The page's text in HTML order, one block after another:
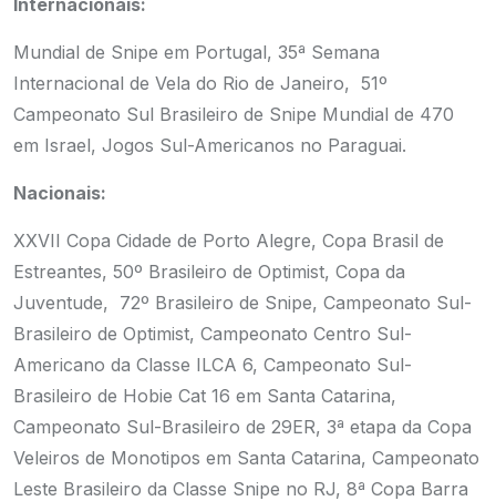
Internacionais:
Mundial de Snipe em Portugal, 35ª Semana
Internacional de Vela do Rio de Janeiro, 51º
Campeonato Sul Brasileiro de Snipe Mundial de 470
em Israel, Jogos Sul-Americanos no Paraguai.
Nacionais:
XXVII Copa Cidade de Porto Alegre, Copa Brasil de
Estreantes, 50º Brasileiro de Optimist, Copa da
Juventude, 72º Brasileiro de Snipe, Campeonato Sul-
Brasileiro de Optimist, Campeonato Centro Sul-
Americano da Classe ILCA 6, Campeonato Sul-
Brasileiro de Hobie Cat 16 em Santa Catarina,
Campeonato Sul-Brasileiro de 29ER, 3ª etapa da Copa
Veleiros de Monotipos em Santa Catarina, Campeonato
Leste Brasileiro da Classe Snipe no RJ, 8ª Copa Barra